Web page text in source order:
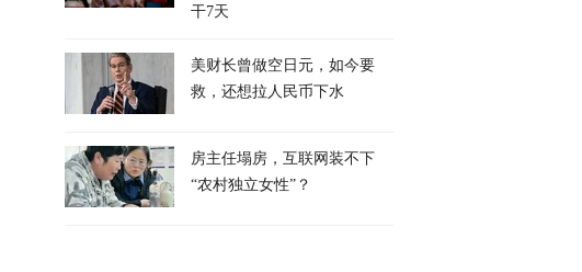
干7天
美财长曾做空日元，如今要
救，还想拉人民币下水
房主任塌房，互联网装不下
“农村独立女性”？